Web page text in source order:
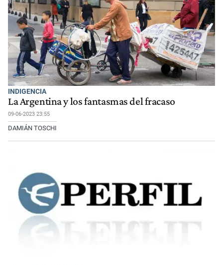
INDIGENCIA
La Argentina y los fantasmas del fracaso
09-06-2023 23:55
DAMIÁN TOSCHI